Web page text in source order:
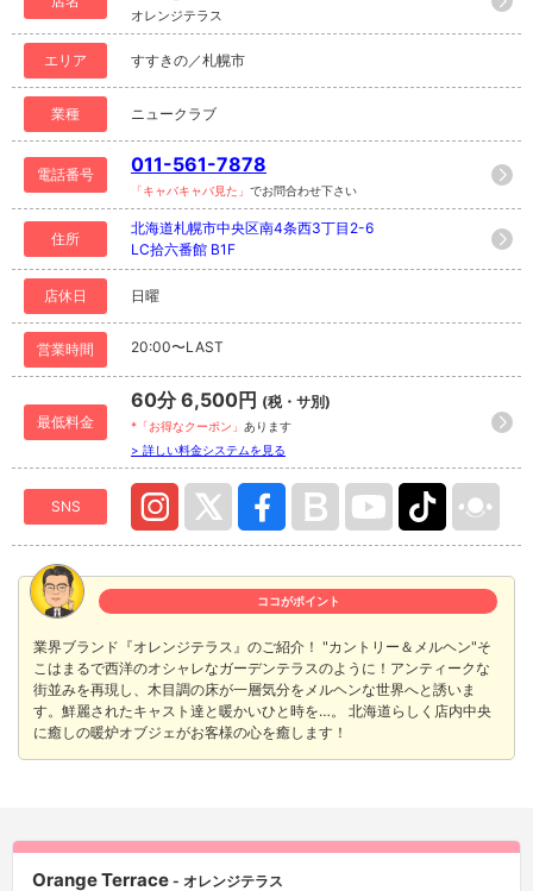
オレンジテラス
エリア すすきの／札幌市
業種 ニュークラブ
電話番号 011-561-7878
「キャバキャバ見た」 でお問合わせ下さい
住所
北海道札幌市中央区南4条西3丁目2-6
LC拾六番館 B1F
店休日 日曜
営業時間 20:00〜LAST
最低料金
60分 6,500円 (税・サ別)
*「お得なクーポン」 あります
> 詳しい料金システムを見る
SNS
ココがポイント
業界ブランド『オレンジテラス』のご紹介！ "カントリー＆メルヘン"そ
こはまるで西洋のオシャレなガーデンテラスのように！アンティークな
街並みを再現し、木目調の床が一層気分をメルヘンな世界へと誘いま
す。鮮麗されたキャスト達と暖かいひと時を…。 北海道らしく店内中央
に癒しの暖炉オブジェがお客様の心を癒します！
Orange Terrace - オレンジテラス